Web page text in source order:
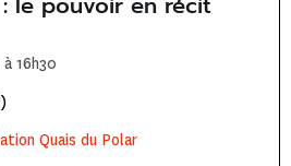
16h30
Quais du Polar